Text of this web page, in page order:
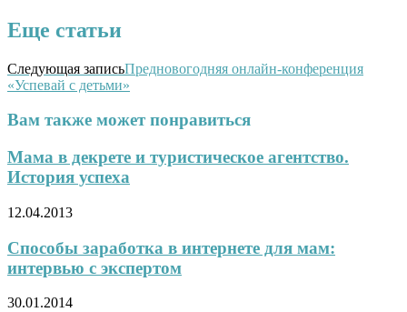
Еще статьи
Следующая записьПредновогодняя онлайн-конференция
«Успевай с детьми»
Вам также может понравиться
Мама в декрете и туристическое агентство.
История успеха
12.04.2013
Способы заработка в интернете для мам:
интервью с экспертом
30.01.2014